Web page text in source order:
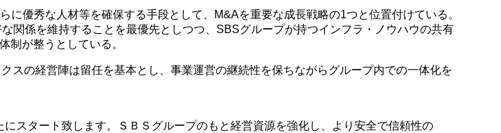
優秀な人材等を確保する手段として、M&Aを重要な成長戦略の1つと位置付けている。
関係を維持することを最優先としつつ、SBSグループが持つインフラ・ノウハウの共有
制が整うとしている。
の経営陣は留任を基本とし、事業運営の継続性を保ちながらグループ内での一体化を
スタート致します。ＳＢＳグループのもと経営資源を強化し、より安全で信頼性の